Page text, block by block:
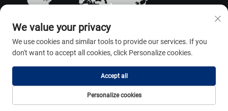
कॉपीराइट © 2026 हुनान वेइली ऑटो पार्ट्स
एप्लायंस कं., लि. सभी अधिकार सुरक्षित। —
We value your privacy
We use cookies and similar tools to provide our services. If you
don't want to accept all cookies, click Personalize cookies.
Personalize cookies
Accept all